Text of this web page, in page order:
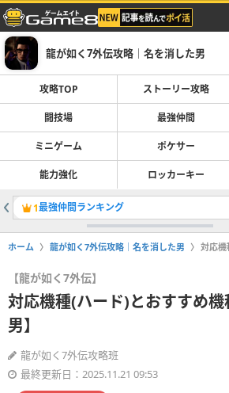
龍が如く7外伝攻略｜名を消した男
攻略TOP ストーリー攻略
闘技場 最強仲間
ミニゲーム ポケサー
能力強化 ロッカーキー
1最強仲間ランキング
ホーム 龍が如く7外伝攻略｜名を消した男 対応機
【龍が如く7外伝】
対応機種(ハード)とおすすめ
男】
龍が如く7外伝攻略班
最終更新日：2025.11.21 09:53